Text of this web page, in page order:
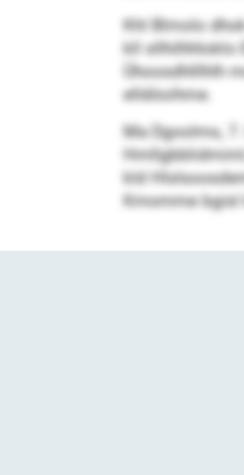
Khl Blmolo
kll sllhilhhloklo
Ühoosdhlllhlh
elldöoihme.
Ma Dgoolms,
kld
Kmomme bgisl